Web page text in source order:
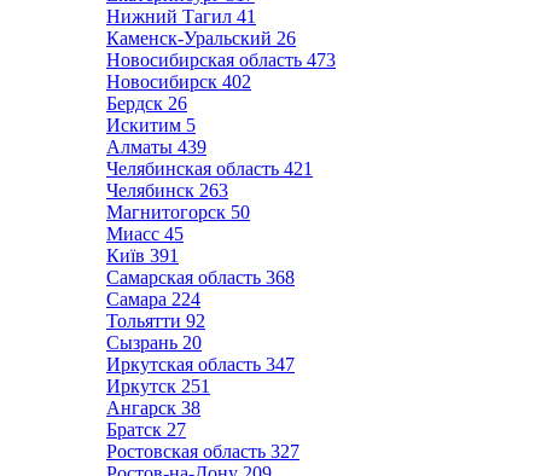
Нижний Тагил 41
Каменск-Уральский 26
Новосибирская область 473
Новосибирск 402
Бердск 26
Искитим 5
Алматы 439
Челябинская область 421
Челябинск 263
Магнитогорск 50
Миасс 45
Київ 391
Самарская область 368
Самара 224
Тольятти 92
Сызрань 20
Иркутская область 347
Иркутск 251
Ангарск 38
Братск 27
Ростовская область 327